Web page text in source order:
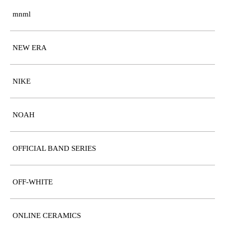
mnml
NEW ERA
NIKE
NOAH
OFFICIAL BAND SERIES
OFF-WHITE
ONLINE CERAMICS